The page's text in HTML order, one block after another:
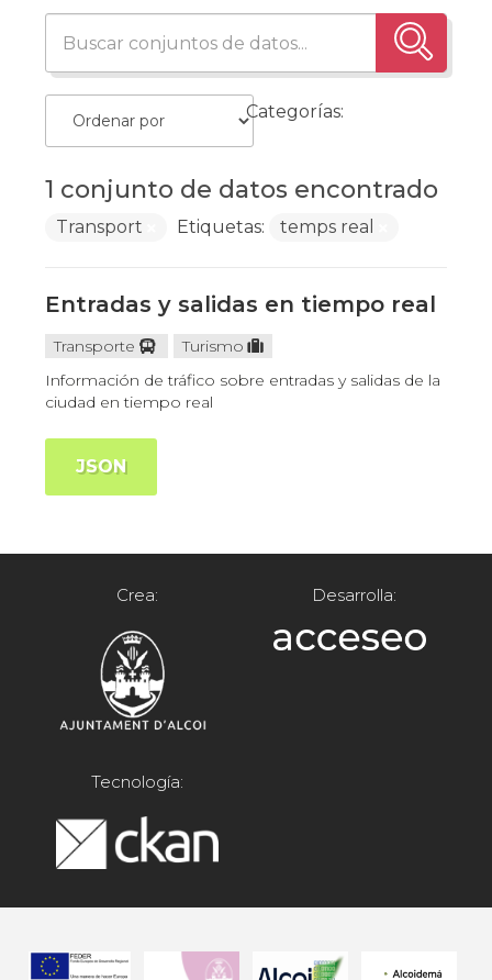
1 conjunto de datos encontrado
Categorías:
Transport Etiquetas: temps real
Entradas y salidas en tiempo real
Transporte
Turismo
Información de tráfico sobre entradas y salidas de la
ciudad en tiempo real
JSON
Crea: Desarrolla:
Tecnología: